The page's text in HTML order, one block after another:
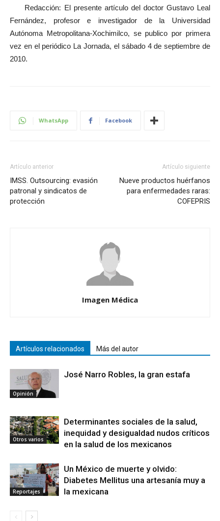
Redacción: El presente artículo del doctor Gustavo Leal
Fernández, profesor e investigador de la Universidad
Autónoma Metropolitana-Xochimilco, se publico por primera
vez en el periódico La Jornada, el sábado 4 de septiembre de
2010.
WhatsApp Facebook
Artículo anterior
IMSS. Outsourcing: evasión
patronal y sindicatos de
protección
Artículo siguiente
Nueve productos huérfanos
para enfermedades raras:
COFEPRIS
Imagen Médica
Artículos relacionados Más del autor
Opinión
José Narro Robles, la gran estafa
Otros varios
Determinantes sociales de la salud,
inequidad y desigualdad nudos críticos
en la salud de los mexicanos
Reportajes
Un México de muerte y olvido:
Diabetes Mellitus una artesanía muy a
la mexicana